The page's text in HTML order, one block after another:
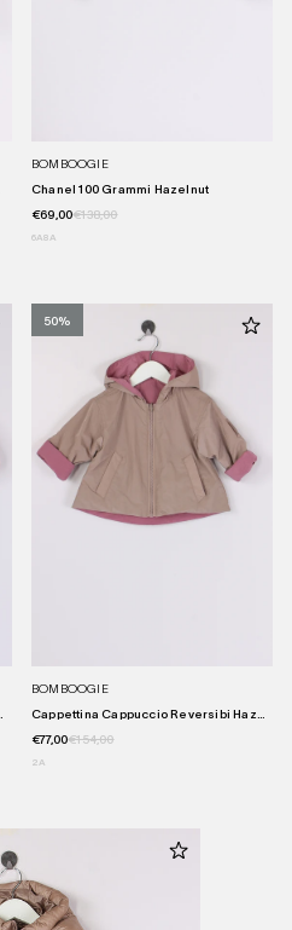
BOMBOOGIE
Chanel 100 Grammi Hazelnut
€69,00€138,00
6A8A
50%
BOMBOOGIE
€77,00€154,00
2A